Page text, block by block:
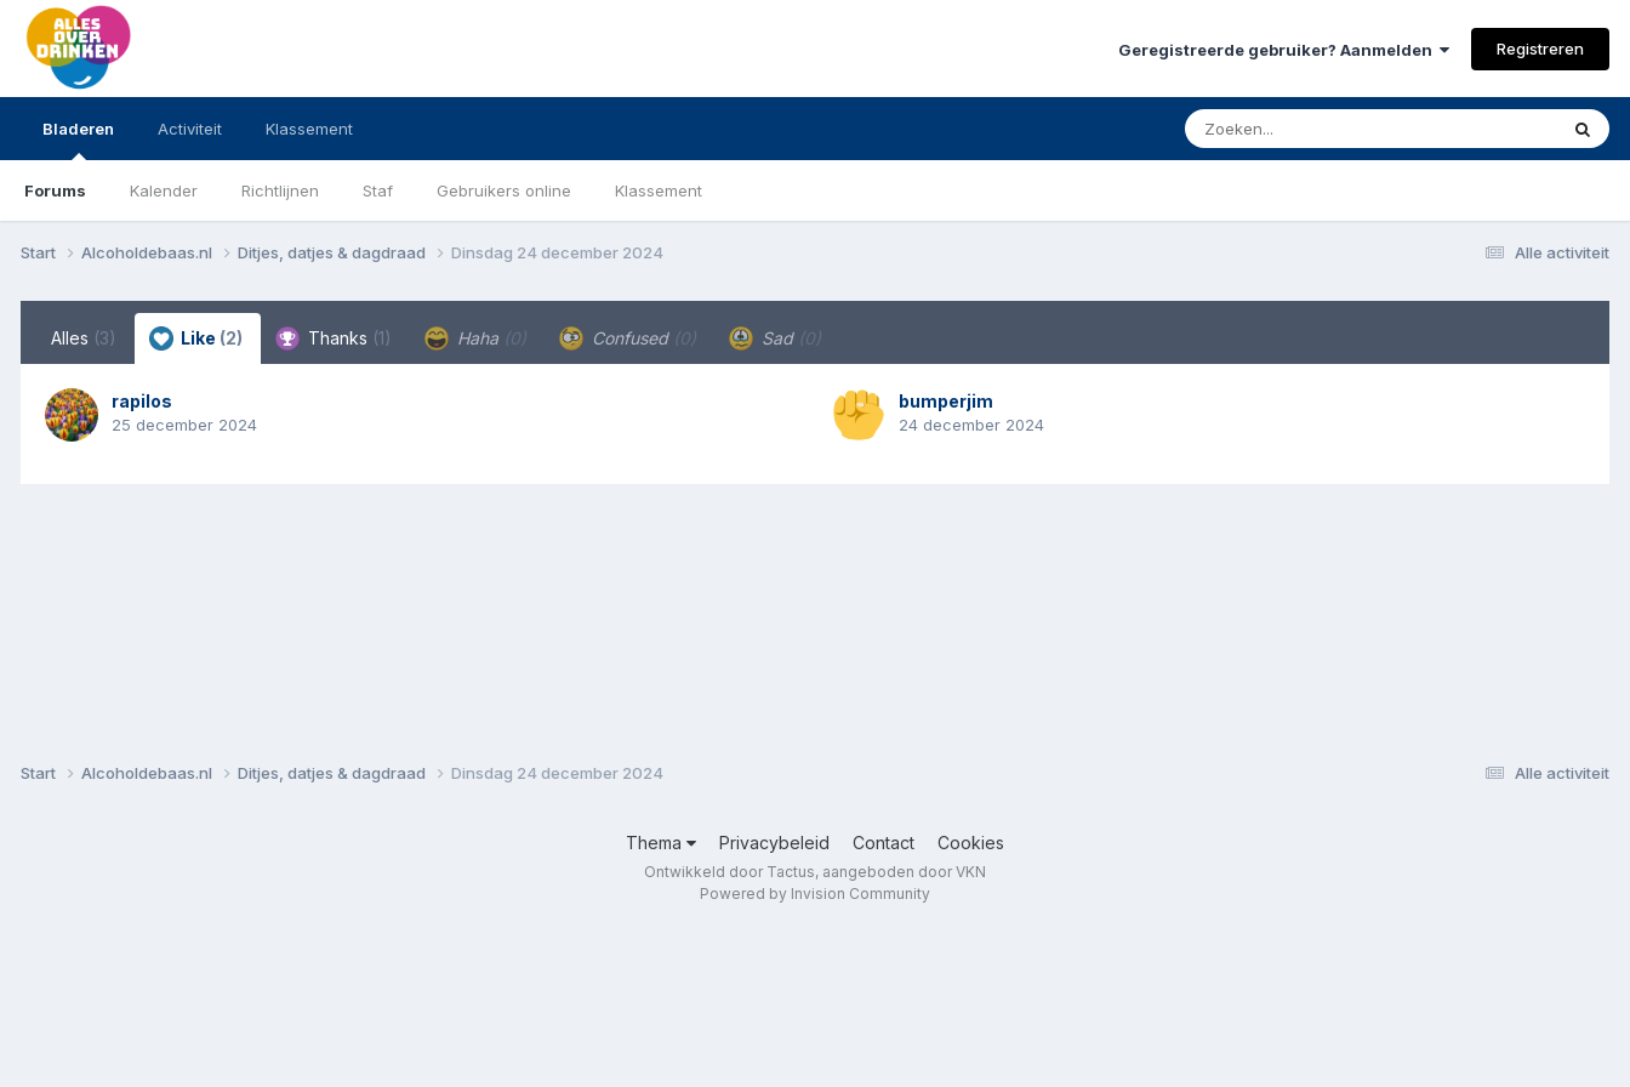
Geregistreerde gebruiker? Aanmelden Registreren
Bladeren
Forums Kalender Richtlijnen Staf Gebruikers online Klassement
Activiteit Klassement
Alle activiteit
Start Alcoholdebaas.nl Ditjes, datjes & dagdraad Dinsdag 24 december 2024
Alles (3) Like (2) Thanks (1) Haha (0) Confused (0) Sad (0)
rapilos
25 december 2024
bumperjim
24 december 2024
Alle activiteit
Start Alcoholdebaas.nl Ditjes, datjes & dagdraad Dinsdag 24 december 2024
Thema Privacybeleid Contact Cookies
Ontwikkeld door Tactus, aangeboden door VKN
Powered by Invision Community